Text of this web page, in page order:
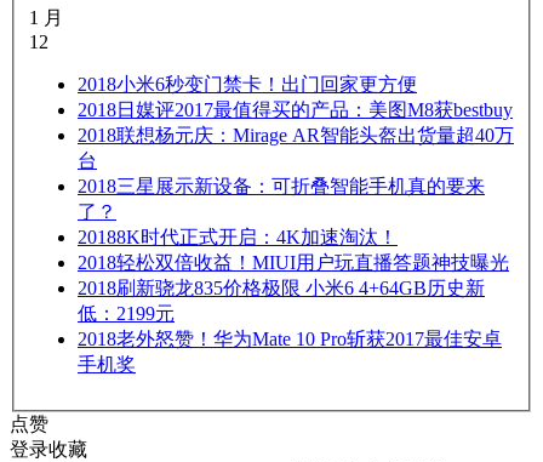
1 月
12
2018小米6秒变门禁卡！出门回家更方便
2018日媒评2017最值得买的产品：美图M8获bestbuy
2018联想杨元庆：Mirage AR智能头盔出货量超40万
台
2018三星展示新设备：可折叠智能手机真的要来
了？
20188K时代正式开启：4K加速淘汰！
2018轻松双倍收益！MIUI用户玩直播答题神技曝光
2018刷新骁龙835价格极限 小米6 4+64GB历史新
低：2199元
2018老外怒赞！华为Mate 10 Pro斩获2017最佳安卓
手机奖
点赞
登录收藏